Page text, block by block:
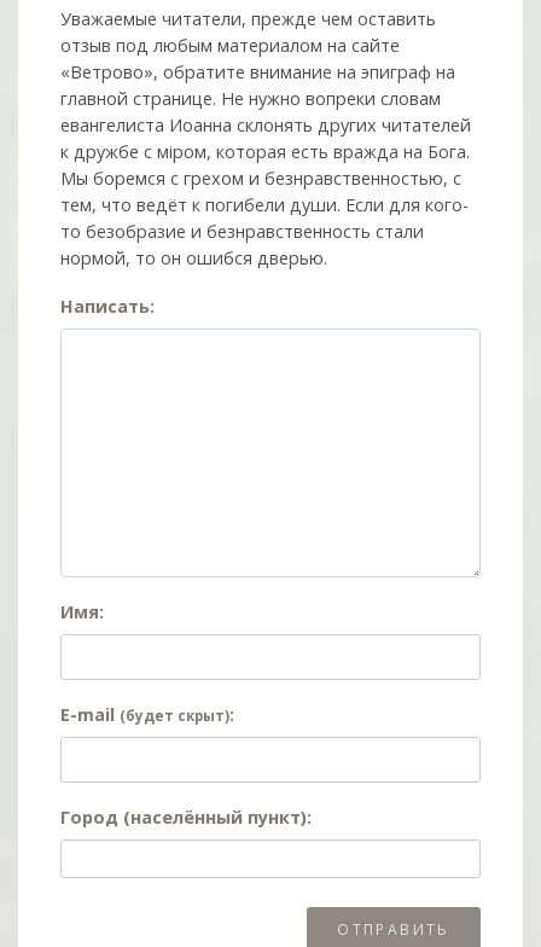
Уважаемые читатели, прежде чем оставить
отзыв под любым материалом на сайте
«Ветрово», обратите внимание на эпиграф на
главной странице. Не нужно вопреки словам
евангелиста Иоанна склонять других читателей
к дружбе с мiром, которая есть вражда на Бога.
Мы боремся с грехом и без­нрав­ствен­ностью, с
тем, что ведёт к погибели души. Если для кого-
то безобразие и безнравственность стали
нормой, то он ошибся дверью.
Написать:
Имя:
E-mail (будет скрыт):
Город (населённый пункт):